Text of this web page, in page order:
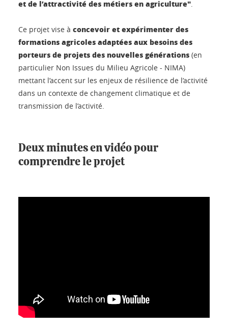
et de l’attractivité des métiers en agriculture"
Ce projet vise à concevoir et expérimenter des
formations agricoles adaptées aux besoins des
porteurs de projets des nouvelles générations (en
particulier Non Issues du Milieu Agricole - NIMA)
mettant l’accent sur les enjeux de résilience de l’activité
dans un contexte de changement climatique et de
transmission de l’activité.
Deux minutes en vidéo pour
comprendre le projet